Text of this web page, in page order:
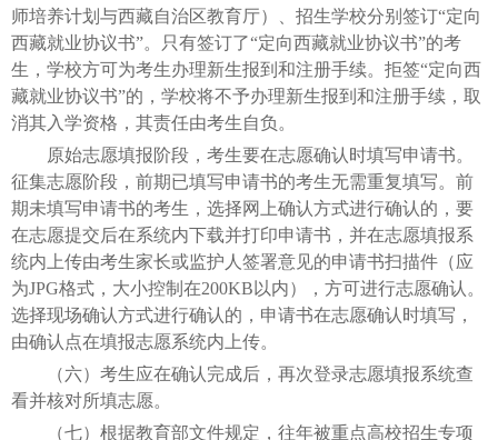
师培养计划与西藏自治区教育厅）、招生学校分别签订“定向
西藏就业协议书”。只有签订了“定向西藏就业协议书”的考
生，学校方可为考生办理新生报到和注册手续。拒签“定向西
藏就业协议书”的，学校将不予办理新生报到和注册手续，取
消其入学资格，其责任由考生自负。
原始志愿填报阶段，考生要在志愿确认时填写申请书。
征集志愿阶段，前期已填写申请书的考生无需重复填写。前
期未填写申请书的考生，选择网上确认方式进行确认的，要
在志愿提交后在系统内下载并打印申请书，并在志愿填报系
统内上传由考生家长或监护人签署意见的申请书扫描件（应
为JPG格式，大小控制在200KB以内），方可进行志愿确认。
选择现场确认方式进行确认的，申请书在志愿确认时填写，
由确认点在填报志愿系统内上传。
（六）考生应在确认完成后，再次登录志愿填报系统查
看并核对所填志愿。
（七）根据教育部文件规定，往年被重点高校招生专项